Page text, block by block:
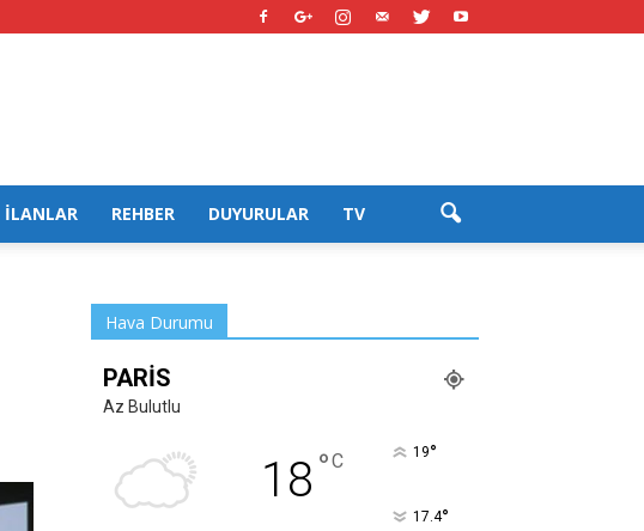
İLANLAR REHBER DUYURULAR TV
Hava Durumu
PARIS
Az Bulutlu
18 °C 19°
17.4°